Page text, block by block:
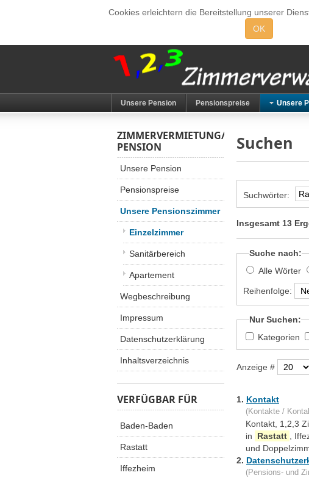
Cookies erleichtern die Bereitstellung unserer
OK
Unsere Pension Pensionspreise Unsere
Suchen
Suchwörter:
Insgesamt 13
Suche nach:
Alle Wörter
Reihenfolge:
Nur Suchen:
Kategorien
Anzeige #
1. Kontakt
(Kontakte /
Kontakt, 1,2,3
in
Rastatt
,
und
2.
(Pensions- und
ZIMMERVERMIETUNG/
PENSION
Unsere Pension
Pensionspreise
Unsere Pensionszimmer
Einzelzimmer
Sanitärbereich
Apartement
Wegbeschreibung
Impressum
Datenschutzerklärung
Inhaltsverzeichnis
VERFÜGBAR FÜR
Baden-Baden
Rastatt
Iffezheim